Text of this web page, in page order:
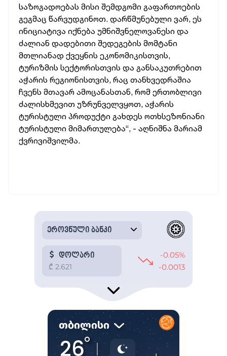
საზოგადოებას მისი შემდგომი გაფართოების
გეგმაც წარვუდგინოთ. დარწმუნებული ვარ, ეს
ინიციატივა იქნება უმნიშვნელოვანესი და
ძალიან დადებითი შედეგების მომტანი
მთლიანად ქვეყნის ეკონომიკისთვის,
ტურიზმის სექტორისთვის და განსაკუთრებით
აჭარის რეგიონისთვის, რაც თანხვედრაშია
ჩვენს მთავარ ამოცანასთან, რომ ერთობლივი
ძალისხმევით უზრუნველვყოთ, აჭარის
ტურისტული პროდუქტი გახდეს ოთხსეზონიანი
ტურისტული მიმართულება“, - აღნიშნა მარიამ
ქვრივიშვილმა.